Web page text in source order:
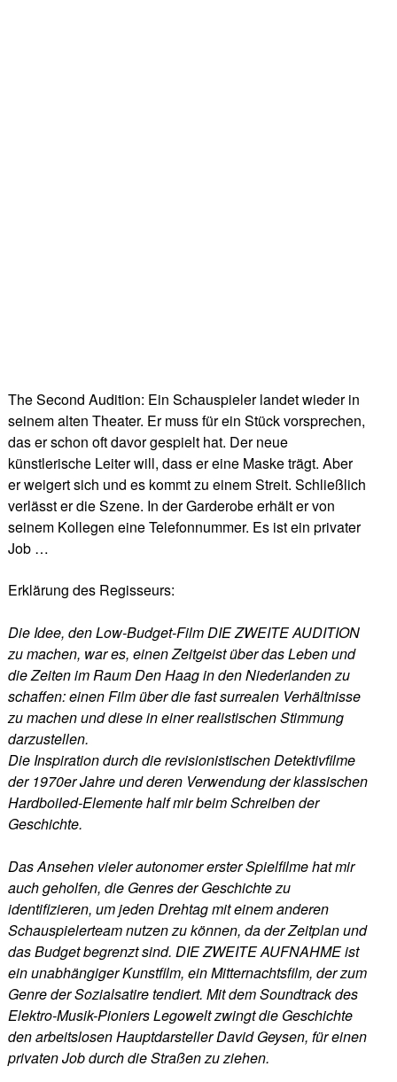
The Second Audition: Ein Schauspieler landet wieder in
seinem alten Theater. Er muss für ein Stück vorsprechen,
das er schon oft davor gespielt hat. Der neue
künstlerische Leiter will, dass er eine Maske trägt. Aber
er weigert sich und es kommt zu einem Streit. Schließlich
verlässt er die Szene. In der Garderobe erhält er von
seinem Kollegen eine Telefonnummer. Es ist ein privater
Job …
Erklärung des Regisseurs:
Die Idee, den Low-Budget-Film DIE ZWEITE AUDITION
zu machen, war es, einen Zeitgeist über das Leben und
die Zeiten im Raum Den Haag in den Niederlanden zu
schaffen: einen Film über die fast surrealen Verhältnisse
zu machen und diese in einer realistischen Stimmung
darzustellen.
Die Inspiration durch die revisionistischen Detektivfilme
der 1970er Jahre und deren Verwendung der klassischen
Hardboiled-Elemente half mir beim Schreiben der
Geschichte.
Das Ansehen vieler autonomer erster Spielfilme hat mir
auch geholfen, die Genres der Geschichte zu
identifizieren, um jeden Drehtag mit einem anderen
Schauspielerteam nutzen zu können, da der Zeitplan und
das Budget begrenzt sind. DIE ZWEITE AUFNAHME ist
ein unabhängiger Kunstfilm, ein Mitternachtsfilm, der zum
Genre der Sozialsatire tendiert. Mit dem Soundtrack des
Elektro-Musik-Pioniers Legowelt zwingt die Geschichte
den arbeitslosen Hauptdarsteller David Geysen, für einen
privaten Job durch die Straßen zu ziehen.